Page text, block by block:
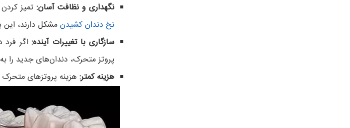
نگهداری و نظافت آسان: تمیز
نخ دندان کشیدنمشکل دارند، این
سازگاری با تغییرات آینده:اگر فرد
پروتز متحرک، دندان‌های جدید را
هزینه کمتر: هزینه پروتزهای